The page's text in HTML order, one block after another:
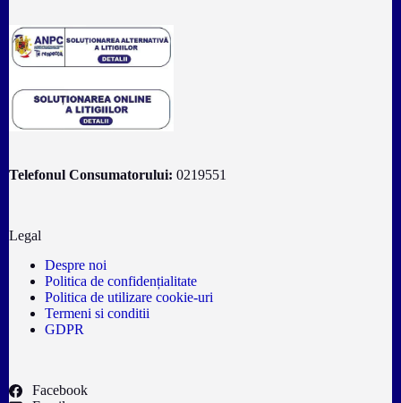
Telefonul Consumatorului: 0219551
Legal
Despre noi
Politica de confidențialitate
Politica de utilizare cookie-uri
Termeni si conditii
GDPR
Facebook